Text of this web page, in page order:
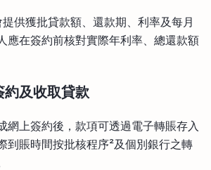
供獲批貸款額、還款期、利率及每月
應在簽約前核對實際年利率、總還款額
約及收取貸款
網上簽約後，款項可透過電子轉賬存入
到賬時間按批核程序²及個別銀行之轉